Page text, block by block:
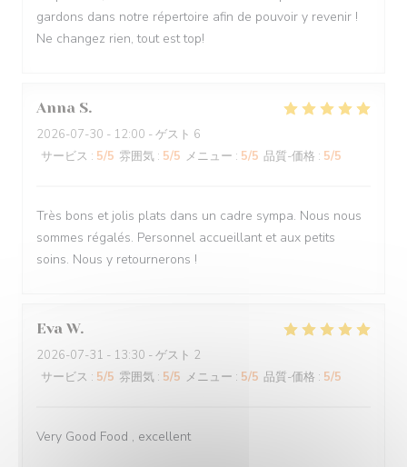
gardons dans notre répertoire afin de pouvoir y revenir !
Ne changez rien, tout est top!
Anna S
2026-07-30 - 12:00 - ゲスト 6
サービス : 5/5 雰囲気 : 5/5 メニュー : 5/5 品質-価格 : 5/5
Très bons et jolis plats dans un cadre sympa. Nous nous
sommes régalés. Personnel accueillant et aux petits
soins. Nous y retournerons !
Eva W
2026-07-31 - 13:30 - ゲスト 2
サービス : 5/5 雰囲気 : 5/5 メニュー : 5/5 品質-価格 : 5/5
Very Good Food , excellent